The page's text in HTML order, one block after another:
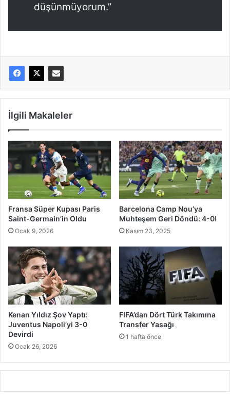
düşünmüyorum.”
İlgili Makaleler
Fransa Süper Kupası Paris
Saint-Germain’in Oldu
Ocak 9, 2026
Barcelona Camp Nou’ya
Muhteşem Geri Döndü: 4-0!
Kasım 23, 2025
Kenan Yıldız Şov Yaptı:
Juventus Napoli’yi 3-0
Devirdi
Ocak 26, 2026
FIFA’dan Dört Türk Takımına
Transfer Yasağı
1 hafta önce